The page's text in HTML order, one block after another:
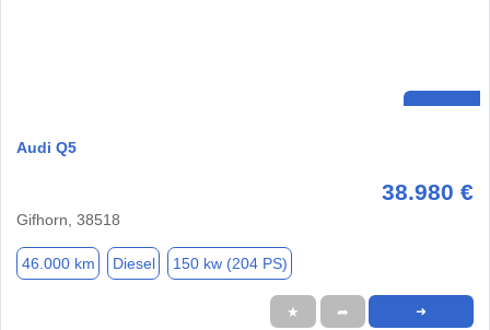
Audi Q5
38.980 €
Gifhorn, 38518
46.000 km Diesel 150 kw (204 PS)
★ ➦ ➜